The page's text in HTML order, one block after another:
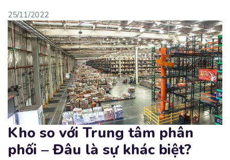
25/11/2022
Kho so với Trung tâm phân
phối – Đâu là sự khác biệt?